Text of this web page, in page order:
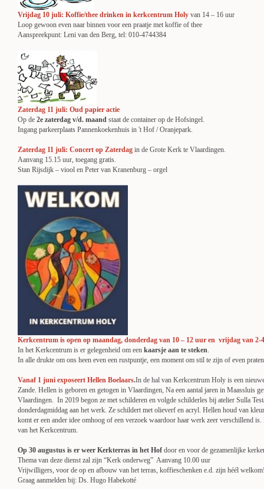
Vrijdag 10 juli: Koffie/thee drinken in kerkcentrum Holy van 14 – 16 uur
Loop gewoon even naar binnen voor een praatje met koffie of thee
Aanspreekpunt: Leni van den Berg, tel: 010-4744384
Zaterdag 11 juli: Oud papier actie
Op de 2e zaterdag v/d. maand staat de container op de Hofsingel.
Ingang parkeerplaats Pannenkoekenhuis in 't Hof / Oranjepark.
Zaterdag 11 juli: Concert op Zaterdag in de Grote Kerk te Vlaardingen.
Aanvang 15.15 uur, toegang gratis.
Stan Rijsdijk – viool en Peter van Kranenburg – orgel
Kerkcentrum is open op maandag, donderdag van 10 – 12 uur en vrijdag van 2-
In het Kerkcentrum is er gelegenheid om een kaarsje aan te steken.
In alle drukte om ons heen even een rustpuntje, een moment om stil te zijn of even
Vanaf 1 juni exposeert Hellen Boelaars.In de hal van Kerkcentrum Holy is een
Zande. Hellen is geboren en getogen in Vlaardingen, Na een aantal jaren in Maassluis
Vlaardingen. In 2019 begon ze met schilderen en volgde schilderles bij atelier Sulla
donderdagmiddag aan het werk. Ze schildert met olieverf en acryl. Hellen houd van
komt er een ander idee omhoog of een verzoek waardoor haar werk zeer verschillend
van het Kerkcentrum.
Op 30 augustus is er weer Kerkterras in het Hof door en voor de gezamenlijke
Thema van deze dienst zal zijn “Kerk onderweg” Aanvang 10.00 uur
Vrijwilligers, voor de op en afbouw van het terras, koffieschenken e.d. zijn héél
Graag aanmelden bij: Ds. Hugo Habekotté